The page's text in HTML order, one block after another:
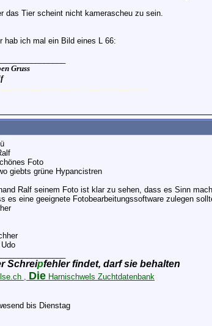
das Tier scheint nicht kamerascheu zu sein.
hab ich mal ein Bild eines L 66:
Gruss
....................................
Foto
giebts grüne Hypancistren
Ralf seinem Foto ist klar zu sehen, dass es Sinn
es eine geeignete Fotobearbeitungssoftware zulegen
Udo
Schreipfehler findet, darf sie behalten
, Die Harnischwels Zuchtdatenbank
bis Dienstag